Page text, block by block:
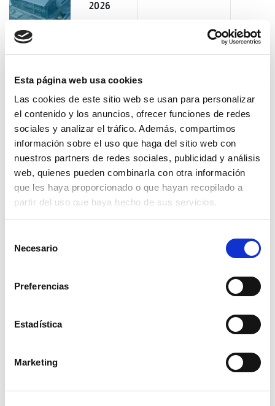
Esta página web usa cookies
Las cookies de este sitio web se usan para personalizar
el contenido y los anuncios, ofrecer funciones de redes
sociales y analizar el tráfico. Además, compartimos
información sobre el uso que haga del sitio web con
nuestros partners de redes sociales, publicidad y análisis
web, quienes pueden combinarla con otra información
que les haya proporcionado o que hayan recopilado a
partir del uso que haya hecho de sus servicios.
Necesario
Preferencias
Estadística
Marketing
2026
COMMERCE – CLEVERTECH
Clevertech Group
LAS VACANTES AUMENTAN. EL
TALENTO CUALIFICADO NO
CATEGORIE
DIARIO
VISIÓN DEL MERCADO
TECNOLOGÍA
TAGS